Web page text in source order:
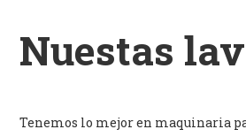
Nuestas
Tenemos lo mejor en maquinaria